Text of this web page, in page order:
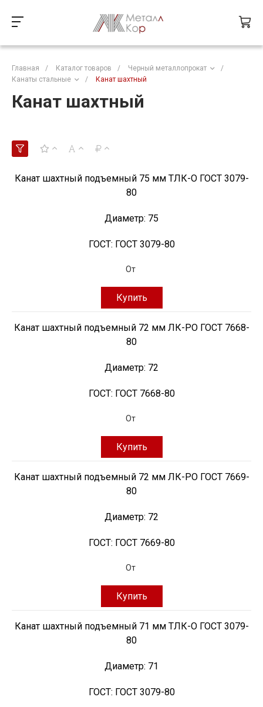
Главная / Каталог товаров / Черный металлопрокат
/
Канаты стальные
/ Канат шахтный
Канат шахтный
Канат шахтный подъемный 75 мм ТЛК-О ГОСТ 3079-
80
Диаметр: 75
ГОСТ: ГОСТ 3079-80
От
Купить
Канат шахтный подъемный 72 мм ЛК-РО ГОСТ 7668-
80
Диаметр: 72
ГОСТ: ГОСТ 7668-80
От
Купить
Канат шахтный подъемный 72 мм ЛК-РО ГОСТ 7669-
80
Диаметр: 72
ГОСТ: ГОСТ 7669-80
От
Купить
Канат шахтный подъемный 71 мм ТЛК-О ГОСТ 3079-
80
Диаметр: 71
ГОСТ: ГОСТ 3079-80